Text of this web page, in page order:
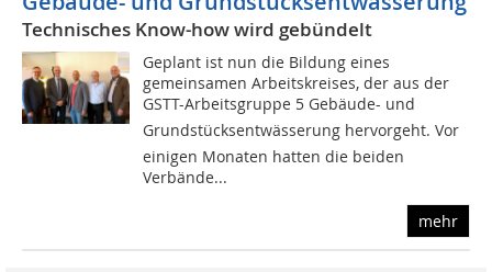
Technisches Know-how wird gebündelt
Geplant ist nun die Bildung eines
gemeinsamen Arbeitskreises, der aus der
GSTT-Arbeitsgruppe 5 Gebäude- und
Grundstücksentwässerung hervorgeht. Vor
einigen Monaten hatten die beiden
Verbände...
mehr